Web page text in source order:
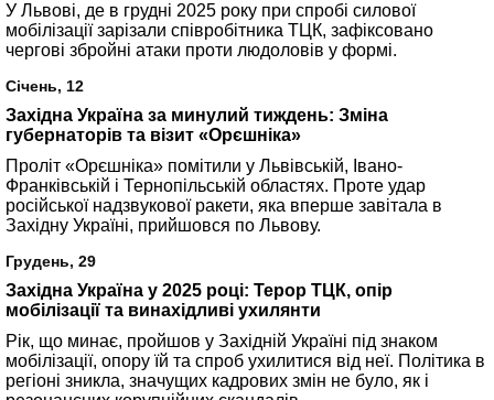
У Львові, де в грудні 2025 року при спробі силової
мобілізації зарізали співробітника ТЦК, зафіксовано
чергові збройні атаки проти людоловів у формі.
Січень, 12
Західна Україна за минулий тиждень: Зміна
губернаторів та візит «Орєшніка»
Проліт «Орєшніка» помітили у Львівській, Івано-
Франківській і Тернопільській областях. Проте удар
російської надзвукової ракети, яка вперше завітала в
Західну Україні, прийшовся по Львову.
Грудень, 29
Західна Україна у 2025 році: Терор ТЦК, опір
мобілізації та винахідливі ухилянти
Рік, що минає, пройшов у Західній Україні під знаком
мобілізації, опору їй та спроб ухилитися від неї. Політика в
регіоні зникла, значущих кадрових змін не було, як і